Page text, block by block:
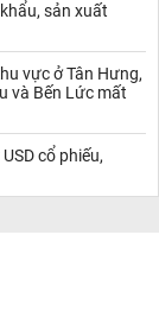
sản xuất
vực ở Tân Hưng,
và Bến Lức mất
cổ phiếu,